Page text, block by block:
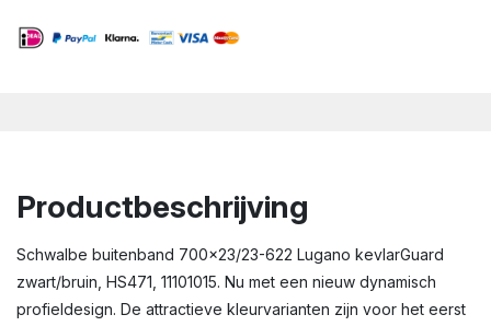
Productbeschrijving
Schwalbe buitenband 700x23/23-622 Lugano kevlarGuard
zwart/bruin, HS471, 11101015. Nu met een nieuw dynamisch
profieldesign. De attractieve kleurvarianten zijn voor het eerst